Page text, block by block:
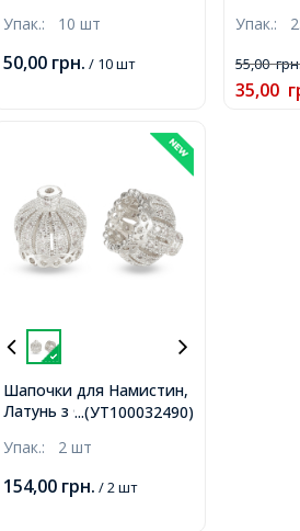
Біла, 24х24х11мм, Отвір:
Упак.: 10 шт
50,00 грн. / 10 шт
10х6мм,
Упак.:
55,00
35,00
...(УТ100032490)
Шапочки для Намистин,
Латунь з Фіанітами,
Платина, 11х11мм, Отвір
Упак.: 2 шт
154,00 грн. / 2 шт